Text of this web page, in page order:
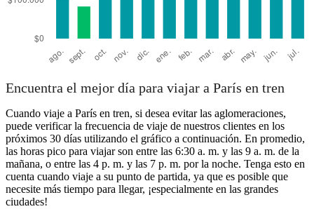
Encuentra el mejor día para viajar a París en tren
Cuando viaje a París en tren, si desea evitar las aglomeraciones,
puede verificar la frecuencia de viaje de nuestros clientes en los
próximos 30 días utilizando el gráfico a continuación. En promedio,
las horas pico para viajar son entre las 6:30 a. m. y las 9 a. m. de la
mañana, o entre las 4 p. m. y las 7 p. m. por la noche. Tenga esto en
cuenta cuando viaje a su punto de partida, ya que es posible que
necesite más tiempo para llegar, ¡especialmente en las grandes
ciudades!